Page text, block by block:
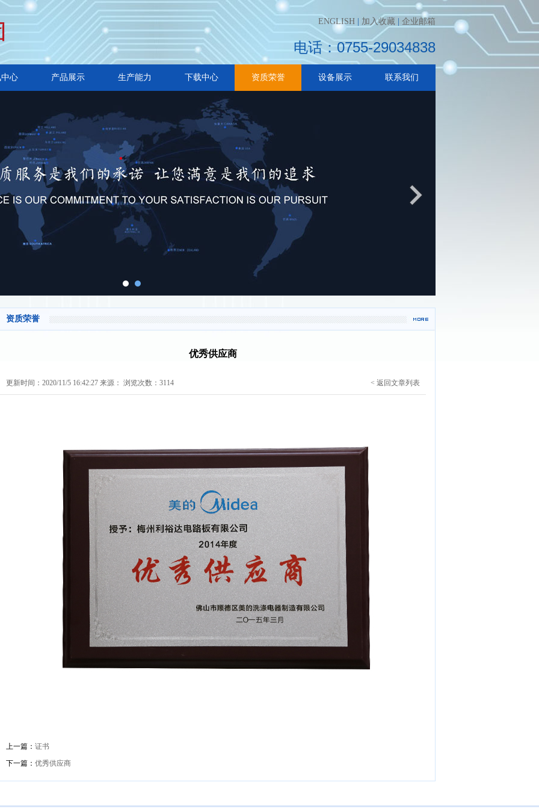
ENGLISH 加入收藏 企业邮箱
电话：0755-29034838
心 产品展示 生产能力 下载中心 资质荣誉 设备展示 联系我们
资质荣誉
优秀供应商
更新时间：2020/11/5 16:42:27 来源： 浏览次数：3114 < 返回文章列表
上一篇： 证书
下一篇： 优秀供应商